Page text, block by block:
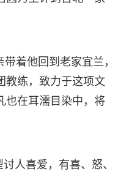
着他回到老家宜兰，
教练，致力于这项文
也在耳濡目染中，将
人喜爱，有喜、怒、